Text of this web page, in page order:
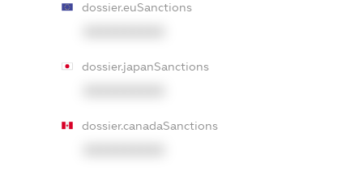
dossier.euSanctions
dossier.japanSanctions
dossier.canadaSanctions